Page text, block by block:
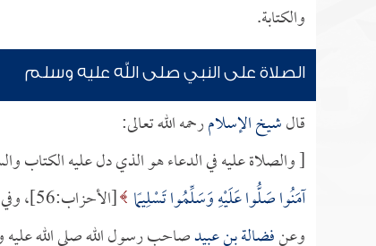
والكتابة.
الصلاة على النبي صلى الله عليه وسلم
قالشيخ الإسلامرحمه الله تعالى:
[ والصلاة عليه في الدعاء هو الذي دل عليه الكتاب
آمَنُوا صَلُّوا عَلَيْهِ وَسَلِّمُوا تَسْلِيمًا [الأحزاب:56]، وفي الصحيح عنه أنه قال: (
وعنفضالة بن عبيدصاحب رسول الله صلى الله